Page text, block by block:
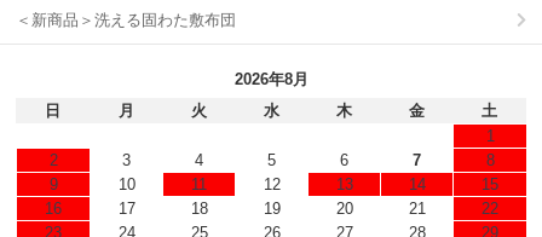
＜新商品＞洗える固わた敷布団
2026年8月
日
月 火 水 木 金
土
1
2
3 4 5 6 7
8
9
10 11 12 13 14
15
16
17 18 19 20 21
22
23
24 25 26 27 28
29